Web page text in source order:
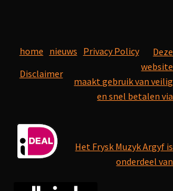
home nieuws Privacy Policy
Disclaimer
Deze
website
maakt gebruik van veilig
en snel betalen via
Het Frysk Muzyk Argyf is
onderdeel van